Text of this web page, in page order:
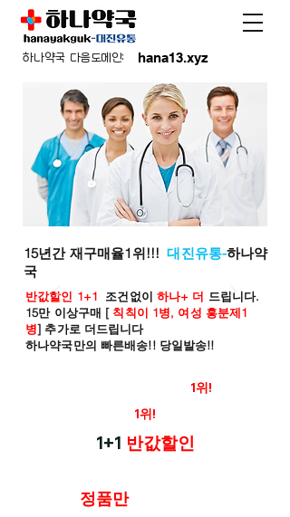
hana13.xyz
하나약국 다음도메인:
15년간 재구매율1위!!!대진유통-하나약
국
반값할인 1+1 조건없이 하나+ 더 드립니다.
15만 이상구매 [ 칙칙이 1병, 여성 흥분제1
병] 추가로 더드립니다
하나약국만의 빠른배송!! 당일발송!!
1위!
1위!
1+1 반값할인
정품만